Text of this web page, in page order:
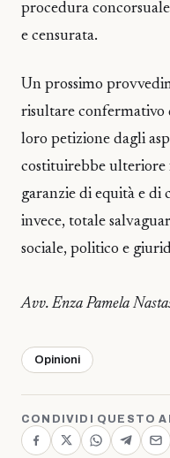
procedura
e censurata.
Un prossimo
risultare confermativo
loro petizione dagli
costituirebbe ulteriore
garanzie di equità e di
invece, totale
sociale, politico e
Avv. Enza Pamela
Opinioni
CONDIVIDI QUESTO